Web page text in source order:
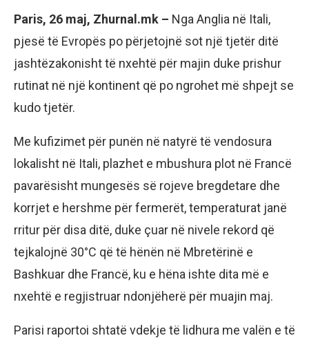
Paris, 26 maj, Zhurnal.mk – Nga Anglia në Itali,
pjesë të Evropës po përjetojnë sot një tjetër ditë
jashtëzakonisht të nxehtë për majin duke prishur
rutinat në një kontinent që po ngrohet më shpejt se
kudo tjetër.
Me kufizimet për punën në natyrë të vendosura
lokalisht në Itali, plazhet e mbushura plot në Francë
pavarësisht mungesës së rojeve bregdetare dhe
korrjet e hershme për fermerët, temperaturat janë
rritur për disa ditë, duke çuar në nivele rekord që
tejkalojnë 30°C që të hënën në Mbretërinë e
Bashkuar dhe Francë, ku e hëna ishte dita më e
nxehtë e regjistruar ndonjëherë për muajin maj.
Parisi raportoi shtatë vdekje të lidhura me valën e të